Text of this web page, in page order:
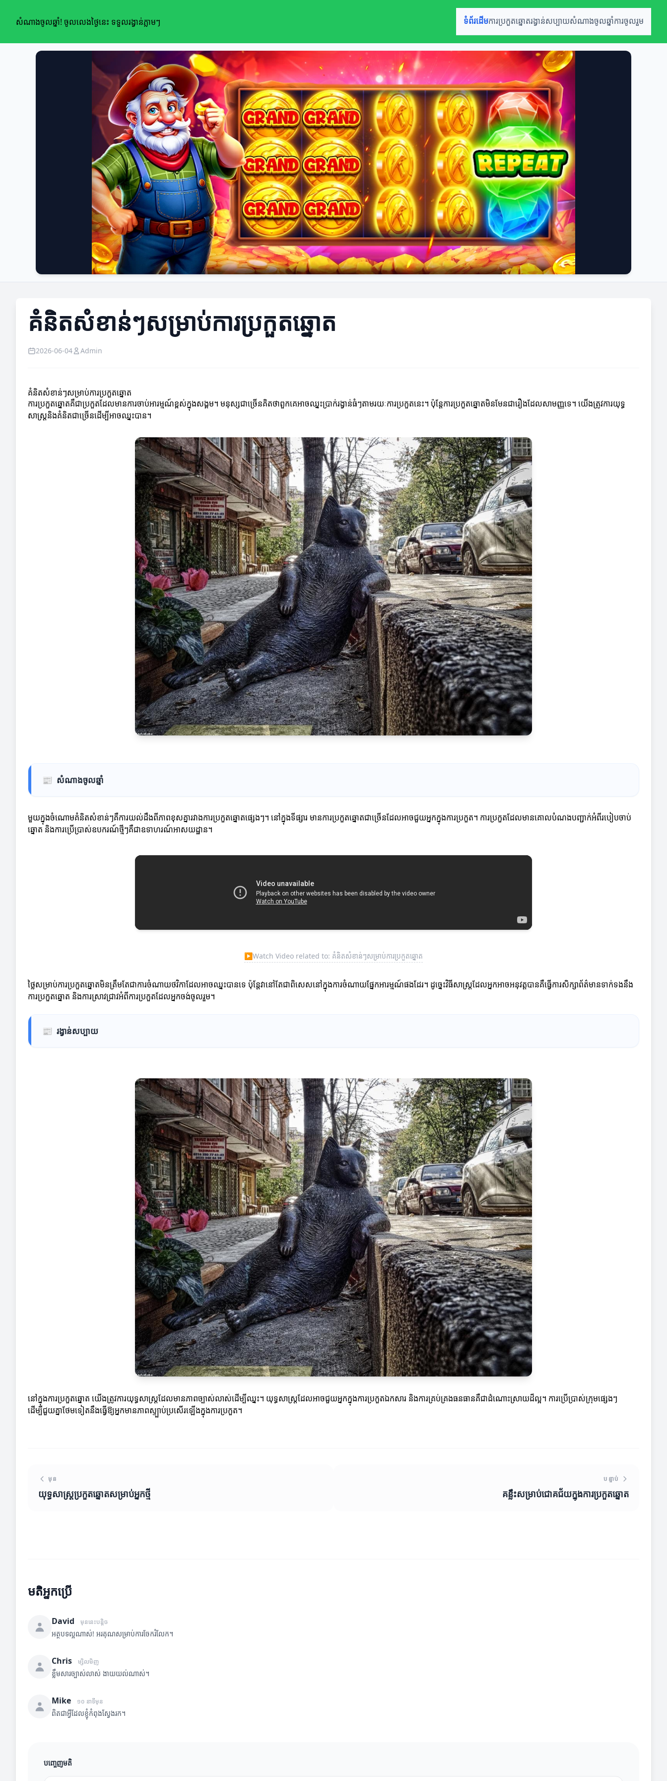
សំណាងចូលឆ្នាំ! ចូលលេងថ្ងៃនេះ ទទួលរង្វាន់ភ្លាមៗ ទំព័រដើមការប្រកួតឆ្នោតរង្វាន់សប្បាយសំណាងចូលឆ្នាំការចូលរួម
គំនិតសំខាន់ៗសម្រាប់ការប្រកួតឆ្នោត
2026-06-04 Admin
គំនិតសំខាន់ៗសម្រាប់ការប្រកួតឆ្នោត
ការប្រកួតឆ្នោតគឺជាប្រកួតដែលមានការចាប់អារម្មណ៍ខ្ពស់ក្នុងសង្គម។ មនុស្សជាច្រើនគិតថាពួកគេអាចឈ្នះប្រាក់រង្វាន់ធំៗតាមរយៈការប្រកួតនេះ។ ប៉ុន្តែការប្រកួតឆ្នោតមិនមែនជារឿងដែលសាមញ្ញទេ។ យើងត្រូវការយុទ្ធ
សាស្ត្រនិងគំនិតជាច្រើនដើម្បីអាចឈ្នះបាន។
📰 សំណាងចូលឆ្នាំ
មួយក្នុងចំណោមគំនិតសំខាន់ៗគឺការយល់ដឹងពីភាពខុសគ្នារវាងការប្រកួតឆ្នោតផ្សេងៗ។ នៅក្នុងទីផ្សារ មានការប្រកួតឆ្នោតជាច្រើនដែលអាចជួយអ្នកក្នុងការប្រកួត។ ការប្រកួតដែលមានគោលបំណងបញ្ជាក់អំពីរបៀបចាប់
ឆ្នោត និងការប្រើប្រាស់ឧបករណ៍ថ្មីៗគឺជាឧទាហរណ៍អាសយដ្ឋាន។
▶Watch Video related to: គំនិតសំខាន់ៗសម្រាប់ការប្រកួតឆ្នោត
ថ្លៃសម្រាប់ការប្រកួតឆ្នោតមិនត្រឹមតែជាការចំណាយថវិកាដែលអាចឈ្នះបានទេ ប៉ុន្តែវានៅតែជាពិសេសនៅក្នុងការចំណាយផ្នែកអារម្មណ៍ផងដែរ។ ដូច្នេះវិធីសាស្ត្រដែលអ្នកអាចអនុវត្តបានគឺធ្វើការសិក្សាព័ត៌មានទាក់ទងនឹង
ការប្រកួតឆ្នោត និងការស្រាវជ្រាវអំពីការប្រកួតដែលអ្នកចង់ចូលរួម។
📰 រង្វាន់សប្បាយ
នៅក្នុងការប្រកួតឆ្នោត យើងត្រូវការយុទ្ធសាស្ត្រដែលមានភាពច្បាស់លាស់ដើម្បីឈ្នះ។ យុទ្ធសាស្ត្រដែលអាចជួយអ្នកក្នុងការប្រកួតឯកសារ និងការគ្រប់គ្រងធនធានគឺជាដំណោះស្រាយដ៏ល្អ។ ការប្រើប្រាស់ក្រុមផ្សេងៗ
ដើម្បីជួយគ្នាថែមទៀតនឹងធ្វើឱ្យអ្នកមានភាពស្ទ្បាប់ប្រសើរឡើងក្នុងការប្រកួត។
មុន
យុទ្ធសាស្ត្រប្រកួតឆ្នោតសម្រាប់អ្នកថ្មី
បន្ទាប់
គន្លឹះសម្រាប់ជោគជ័យក្នុងការប្រកួតឆ្នោត
មតិអ្នកប្រើ
David មុននេះបន្តិច
អត្ថបទល្អណាស់! អរគុណសម្រាប់ការចែករំលែក។
Chris ម្សិលមិញ
ខ្លឹមសារច្បាស់លាស់ ងាយយល់ណាស់។
Mike ១០ នាទីមុន
ពិតជាអ្វីដែលខ្ញុំកំពុងស្វែងរក។
បញ្ចេញមតិ